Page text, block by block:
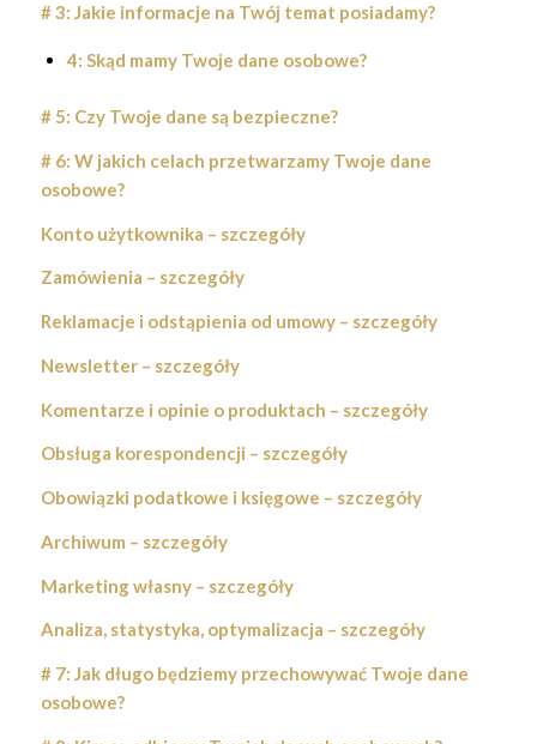
# 3: Jakie informacje na Twój temat posiadamy?
4: Skąd mamy Twoje dane osobowe?
# 5: Czy Twoje dane są bezpieczne?
# 6: W jakich celach przetwarzamy Twoje dane
osobowe?
Konto użytkownika – szczegóły
Zamówienia – szczegóły
Reklamacje i odstąpienia od umowy – szczegóły
Newsletter – szczegóły
Komentarze i opinie o produktach – szczegóły
Obsługa korespondencji – szczegóły
Obowiązki podatkowe i księgowe – szczegóły
Archiwum – szczegóły
Marketing własny – szczegóły
Analiza, statystyka, optymalizacja – szczegóły
# 7: Jak długo będziemy przechowywać Twoje dane
osobowe?